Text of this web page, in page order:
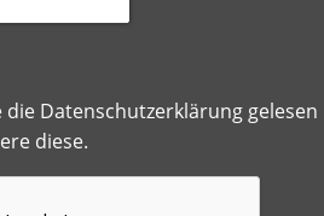
die Datenschutzerklärung gelesen
diese.